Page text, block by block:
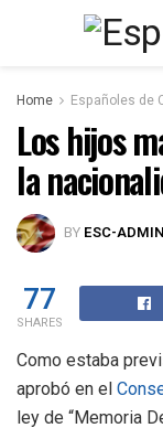
Home Españoles de
Los hijos
la
BY ESC-ADMIN
77
SHARES
Como estaba
aprobó en el
ley de “Memoria